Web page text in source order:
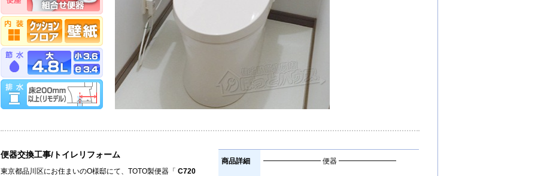
便器交換工事/トイレリフォーム
東京都品川区にお住まいのO様邸にて、TOTO製便器「 C720
商品詳細 ━━━━━━━━ 便器 ━━━━━━━━